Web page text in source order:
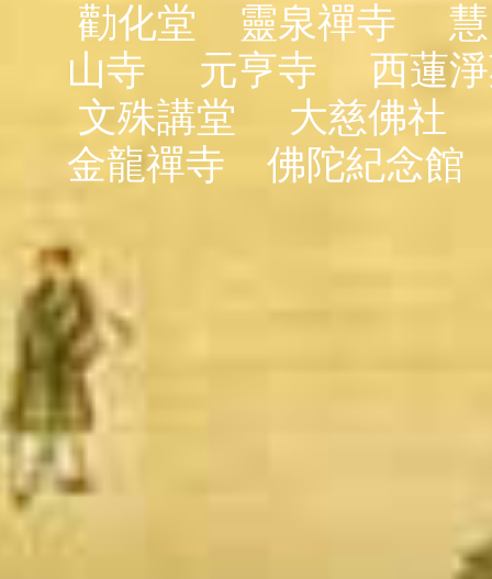
勸化堂
靈泉禪寺
山寺
元亨寺
西蓮
文殊講堂
大慈佛社
金龍禪寺
佛陀紀念館